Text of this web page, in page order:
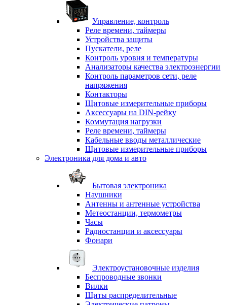
Управление, контроль
Реле времени, таймеры
Устройства защиты
Пускатели, реле
Контроль уровня и температуры
Анализаторы качества электроэнергии
Контроль параметров сети, реле
напряжения
Контакторы
Щитовые измерительные приборы
Аксессуары на DIN-рейку
Коммутация нагрузки
Реле времени, таймеры
Кабельные вводы металлические
Щитовые измерительные приборы
Электроника для дома и авто
Бытовая электроника
Наушники
Антенны и антенные устройства
Метеостанции, термометры
Часы
Радиостанции и аксессуары
Фонари
Электроустановочные изделия
Беспроводные звонки
Вилки
Щиты распределительные